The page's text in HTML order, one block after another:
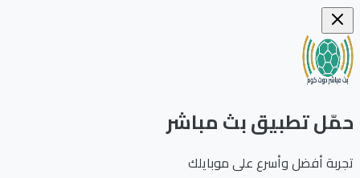
تطبيق بث مباشر
أفضل وأسرع على موبايلك